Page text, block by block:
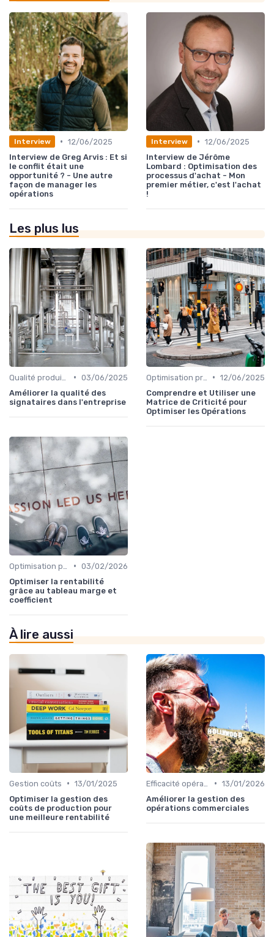
Interview • 12/06/2025
Interview de Greg Arvis : Et si
le conflit était une
opportunité ? - Une autre
façon de manager les
opérations
Interview • 12/06/2025
Interview de Jérôme
Lombard : Optimisation des
processus d'achat - Mon
premier métier, c'est l'achat
!
Les plus lus
• 03/06/2025
Améliorer la qualité des
signataires dans l'entreprise
• 12/06/2025
Comprendre et Utiliser une
Matrice de Criticité pour
Optimiser les Opérations
• 03/02/2026
Optimiser la rentabilité
grâce au tableau marge et
coefficient
À lire aussi
Gestion coûts • 13/01/2025
Optimiser la gestion des
coûts de production pour
une meilleure rentabilité
• 13/01/2026
Améliorer la gestion des
opérations commerciales